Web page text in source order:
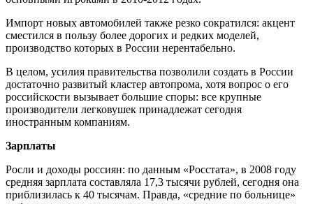
Импорт новых автомобилей также резко сократился: акцент
сместился в пользу более дорогих и редких моделей,
производство которых в России нерентабельно.
В целом, усилия правительства позволили создать в России
достаточно развитый кластер автопрома, хотя вопрос о его
российскости вызывает большие споры: все крупные
производители легковушек принадлежат сегодня
иностранным компаниям.
Зарплаты
Росли и доходы россиян: по данным «Росстата», в 2008 году
средняя зарплата составляла 17,3 тысячи рублей, сегодня она
приблизилась к 40 тысячам. Правда, «средние по больнице»